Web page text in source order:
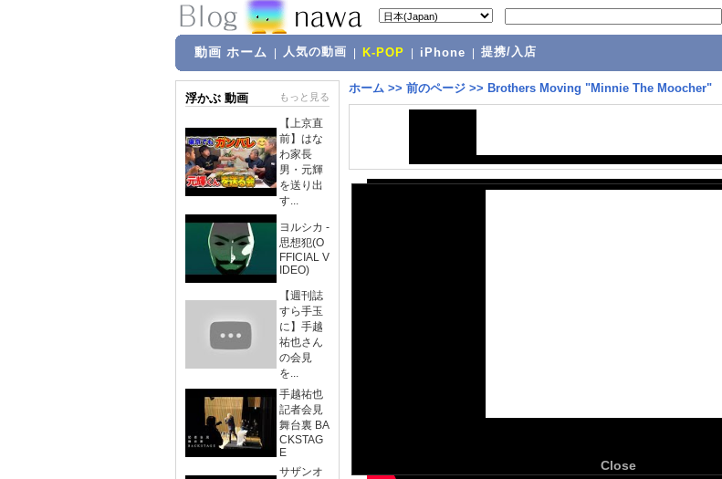
動画 ホーム 人気の動画 K-POP iPhone 提携/入店
浮かぶ 動画 もっと見る
【上京直
前】はな
わ家長
男・元輝
を送り出
す...
ヨルシカ -
思想犯(O
FFICIAL V
IDEO)
【週刊誌
すら手玉
に】手越
祐也さん
の会見
を...
手越祐也
記者会見
舞台裏 BA
CKSTAG
E
サザンオ
ホーム >> 前のページ >> Brothers Moving "Minnie The Moocher"
Close